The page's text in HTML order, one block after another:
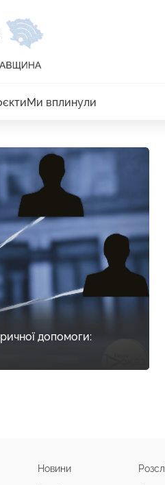
Ми вплинули
допомоги:
Новини